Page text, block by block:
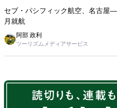
セブ・パシフィック航空、名古屋
月就航
阿部 政利
ツーリズムメディアサービス